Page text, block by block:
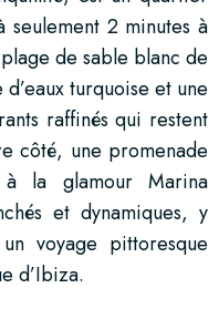
seulement 2 minutes à
de sable blanc de
turquoise et une
raffinés qui restent
côté, une promenade
la glamour Marina
et dynamiques, y
voyage pittoresque
d’Ibiza.